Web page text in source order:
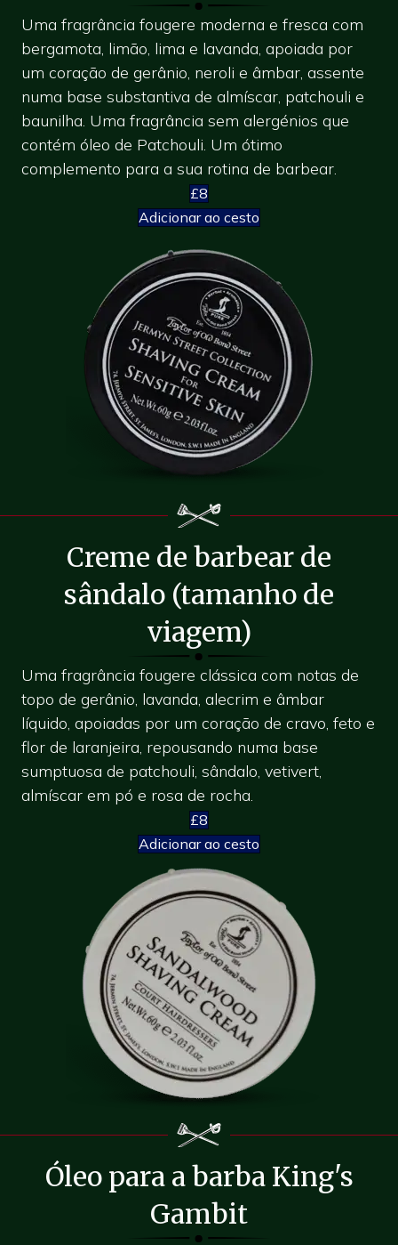
Uma fragrância fougere moderna e fresca com
bergamota, limão, lima e lavanda, apoiada por
um coração de gerânio, neroli e âmbar, assente
numa base substantiva de almíscar, patchouli e
baunilha. Uma fragrância sem alergénios que
contém óleo de Patchouli. Um ótimo
complemento para a sua rotina de barbear.
£8
Adicionar ao cesto
Creme de barbear de
sândalo (tamanho de
viagem)
Uma fragrância fougere clássica com notas de
topo de gerânio, lavanda, alecrim e âmbar
líquido, apoiadas por um coração de cravo, feto e
flor de laranjeira, repousando numa base
sumptuosa de patchouli, sândalo, vetivert,
almíscar em pó e rosa de rocha.
£8
Adicionar ao cesto
Óleo para a barba King's
Gambit